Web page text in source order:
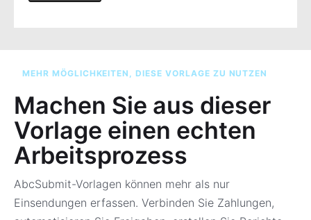
MEHR MÖGLICHKEITEN, DIESE VORLAGE ZU NUTZEN
Machen Sie aus dieser
Vorlage einen echten
Arbeitsprozess
AbcSubmit-Vorlagen können mehr als nur
Einsendungen erfassen. Verbinden Sie Zahlungen,